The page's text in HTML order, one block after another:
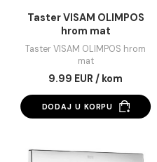
Taster VISAM OLIMPOS
hrom mat
Taster VISAM OLIMPOS hrom
mat
DODAJ U KORPU